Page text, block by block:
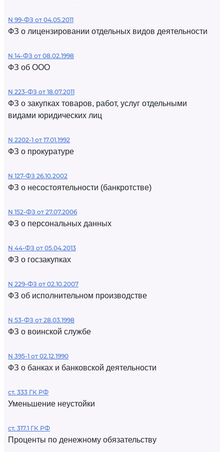
N 99-ФЗ от 04.05.2011
ФЗ о лицензировании отдельных видов деятельности
N 14-ФЗ от 08.02.1998
ФЗ об ООО
N 223-ФЗ от 18.07.2011
ФЗ о закупках товаров, работ, услуг отдельными
видами юридических лиц
N 2202-1 от 17.01.1992
ФЗ о прокуратуре
N 127-ФЗ 26.10.2002
ФЗ о несостоятельности (банкротстве)
N 152-ФЗ от 27.07.2006
ФЗ о персональных данных
N 44-ФЗ от 05.04.2013
ФЗ о госзакупках
N 229-ФЗ от 02.10.2007
ФЗ об исполнительном производстве
N 53-ФЗ от 28.03.1998
ФЗ о воинской службе
N 395-1 от 02.12.1990
ФЗ о банках и банковской деятельности
ст. 333 ГК РФ
Уменьшение неустойки
ст. 317.1 ГК РФ
Проценты по денежному обязательству